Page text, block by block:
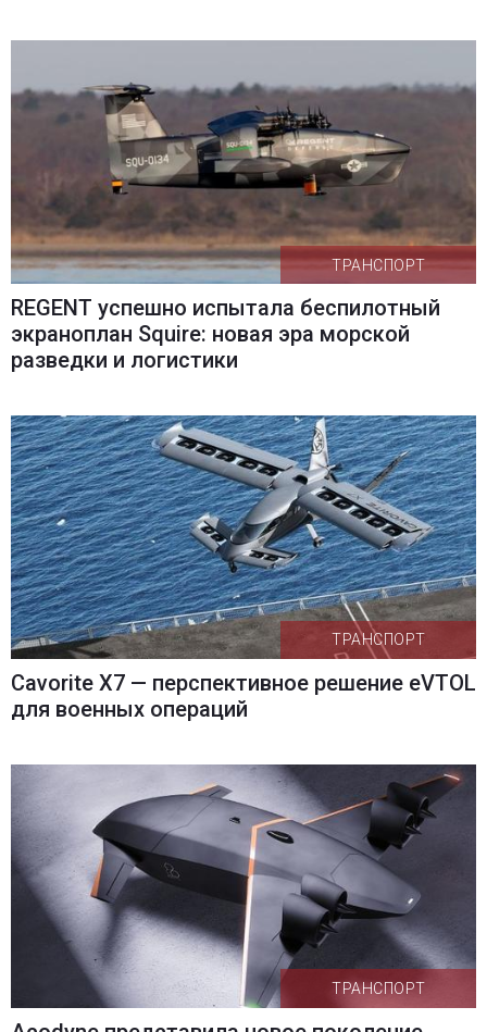
ТРАНСПОРТ
REGENT успешно испытала беспилотный
экраноплан Squire: новая эра морской
разведки и логистики
ТРАНСПОРТ
Cavorite X7 — перспективное решение eVTOL
для военных операций
ТРАНСПОРТ